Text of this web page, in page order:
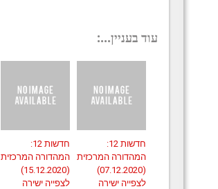
עוד בעניין...:
חדשות 12:
המהדורה המרכזית
(15.12.2020)
לצפייה ישירה
חדשות 12:
המהדורה המרכזית
(07.12.2020)
לצפייה ישירה